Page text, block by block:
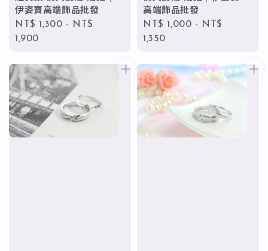
伊姿寶高端飾品批發
Regular
price
NT$ 1,300 -
NT$
1,900
高端飾品批發
Regular
price
NT$ 1,000 -
NT$
1,350